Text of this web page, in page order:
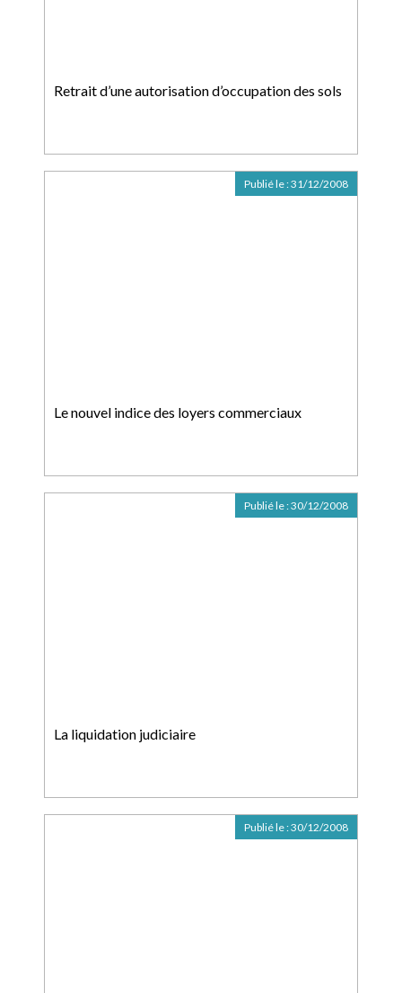
Retrait d’une autorisation d’occupation des sols
Le nouvel indice des loyers commerciaux
Publié le :31/12/2008
La liquidation judiciaire
Publié le :30/12/2008
Publié le :30/12/2008